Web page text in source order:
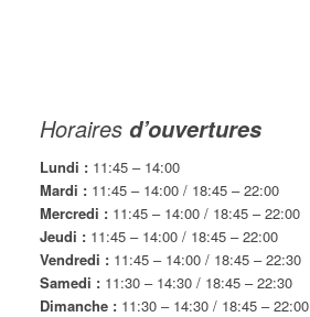
Horaires d’ouvertures
Lundi :11:45 – 14:00
Mardi :11:45 – 14:00 / 18:45 – 22:00
Mercredi :11:45 – 14:00 / 18:45 – 22:00
Jeudi :11:45 – 14:00 / 18:45 – 22:00
Vendredi :11:45 – 14:00 / 18:45 – 22:30
Samedi :11:30 – 14:30 / 18:45 – 22:30
Dimanche :11:30 – 14:30 / 18:45 – 22:00